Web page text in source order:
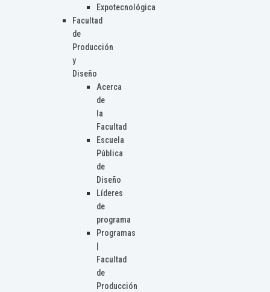
Expotecnológica
Facultad
de
Producción
y
Diseño
Acerca
de
la
Facultad
Escuela
Pública
de
Diseño
Líderes
de
programa
Programas
Facultad
de
Producción